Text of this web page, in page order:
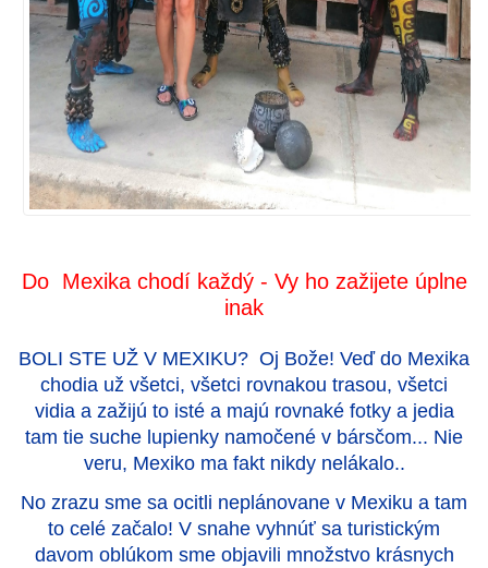
Do Mexika chodí každý - Vy ho zažijete úplne
inak
BOLI STE UŽ V MEXIKU? Oj Bože! Veď do Mexika
chodia už všetci, všetci rovnakou trasou, všetci
vidia a zažijú to isté a majú rovnaké fotky a jedia
tam tie suche lupienky namočené v bársčom... Nie
veru, Mexiko ma fakt nikdy nelákalo..
No zrazu sme sa ocitli neplánovane v Mexiku a tam
to celé začalo! V snahe vyhnúť sa turistickým
davom oblúkom sme objavili množstvo krásnych